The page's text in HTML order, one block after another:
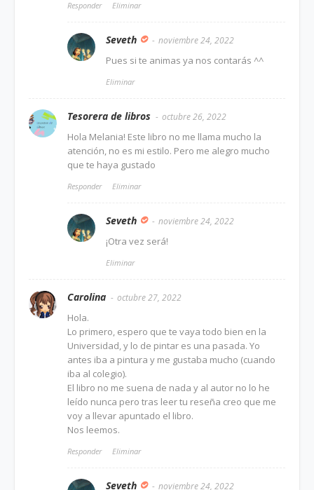
Responder Eliminar
Seveth noviembre 24, 2022
Pues si te animas ya nos contarás ^^
Eliminar
Tesorera de libros octubre 26, 2022
Hola Melania! Este libro no me llama mucho la
atención, no es mi estilo. Pero me alegro mucho
que te haya gustado
Responder Eliminar
Seveth noviembre 24, 2022
¡Otra vez será!
Eliminar
Carolina octubre 27, 2022
Hola.
Lo primero, espero que te vaya todo bien en la
Universidad, y lo de pintar es una pasada. Yo
antes iba a pintura y me gustaba mucho (cuando
iba al colegio).
El libro no me suena de nada y al autor no lo he
leído nunca pero tras leer tu reseña creo que me
voy a llevar apuntado el libro.
Nos leemos.
Responder Eliminar
Seveth noviembre 24, 2022